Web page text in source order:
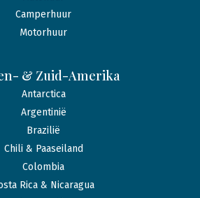
Camperhuur
Motorhuur
& Zuid-Amerika
Antarctica
Argentinië
Brazilië
Chili & Paaseiland
Colombia
Rica & Nicaragua